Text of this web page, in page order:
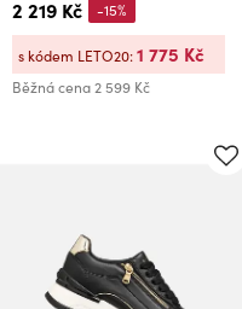
2 219 Kč
Běžná cena2 599 Kč
-15%
s kódem LETO20:1 775 Kč